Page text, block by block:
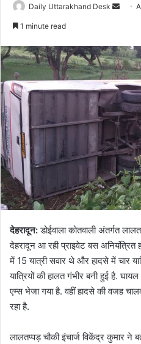
Daily Uttarakhand Desk
Send
1 minute read
देहरादून:डोईवाला कोतवाली अंतर्गत
देहरादून आ रही प्राइवेट बस अनियंत्रित
में 15 यात्री सवार थे और हादसे में चार
यात्रियों की हालत गंभीर बनी हुई है.
एम्स भेजा गया है. वहीं हादसे की वजह
रहा है.
लालतप्पड़ चौकी इंचार्ज विकेंद्र कुमार ने